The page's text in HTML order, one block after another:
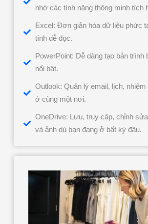
nhờ các tính năng thông minh tích
Excel: Đơn giản hóa dữ liệu phức
tính dễ đọc.
PowerPoint: Dễ dàng tạo bản trình
nổi bật.
Outlook: Quản lý email, lịch,
ở cùng một nơi.
OneDrive: Lưu, truy cập, chỉnh
và ảnh dù bạn đang ở bất kỳ đâu.